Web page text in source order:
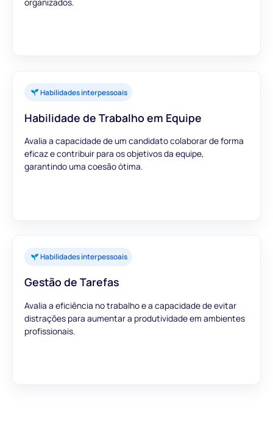
Habilidades interpessoais
Habilidade de Trabalho em Equipe
Avalia a capacidade de um candidato colaborar de forma
eficaz e contribuir para os objetivos da equipe,
garantindo uma coesão ótima.
Habilidades interpessoais
Gestão de Tarefas
Avalia a eficiência no trabalho e a capacidade de evitar
distrações para aumentar a produtividade em ambientes
profissionais.